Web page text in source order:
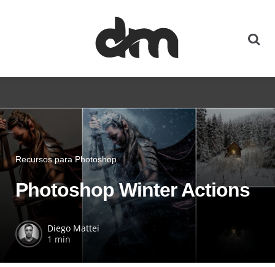
Recursos para Photoshop
Photoshop Winter Actions
Diego Mattei
1 min